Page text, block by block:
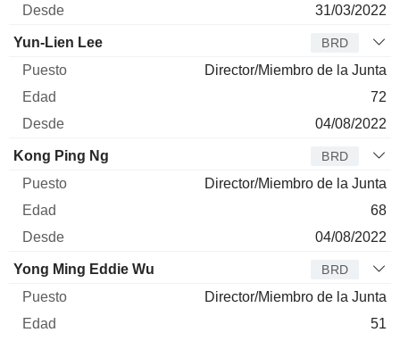
31/03/2022
Yun-Lien Lee BRD
Director/Miembro de la Junta
72
04/08/2022
Kong Ping Ng BRD
Director/Miembro de la Junta
68
04/08/2022
Yong Ming Eddie Wu BRD
Director/Miembro de la Junta
51